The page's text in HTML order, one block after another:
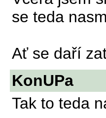
se teda
Ať se daří
KonUPa
Tak to teda